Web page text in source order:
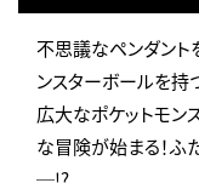
不思議なペンダント
ンスターボールを持
広大なポケットモン
な冒険が始まる！ふ